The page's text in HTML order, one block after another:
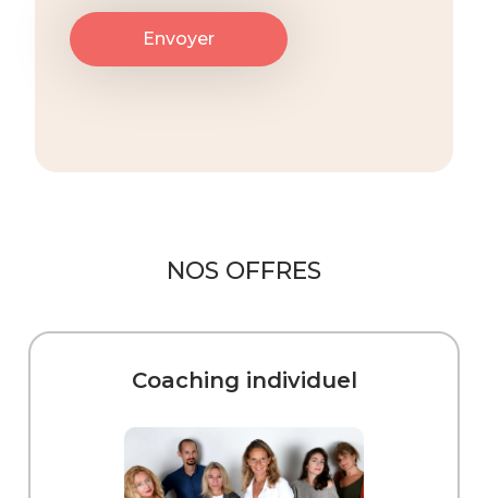
NOS OFFRES
Coaching individuel